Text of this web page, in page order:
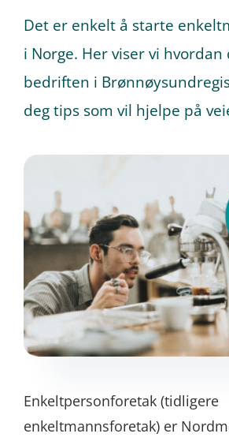
Prøv gratis
Det er enkelt å starte
i Norge. Her viser vi
bedriften i
deg tips som vil hjelpe på
Enkeltpersonforetak (tidligere
enkeltmannsforetak) er